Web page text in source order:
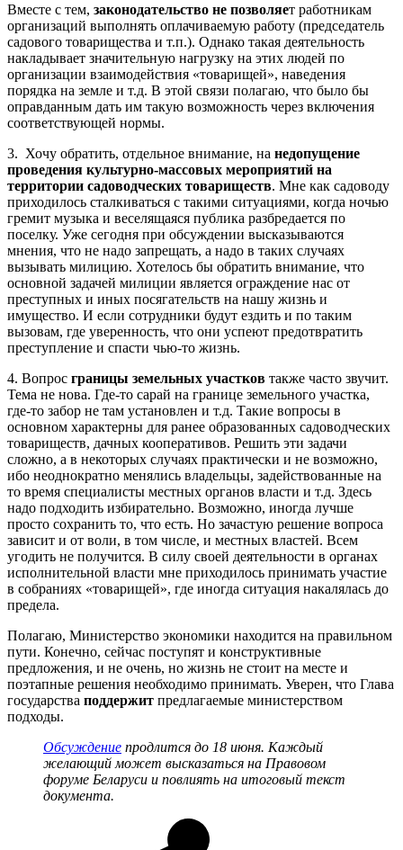
Вместе с тем, законодательство не позволяет работникам
организаций выполнять оплачиваемую работу (председатель
садового товарищества и т.п.). Однако такая деятельность
накладывает значительную нагрузку на этих людей по
организации взаимодействия «товарищей», наведения
порядка на земле и т.д. В этой связи полагаю, что было бы
оправданным дать им такую возможность через включения
соответствующей нормы.
3. Хочу обратить, отдельное внимание, на недопущение
проведения культурно-массовых мероприятий на
территории садоводческих товариществ. Мне как садоводу
приходилось сталкиваться с такими ситуациями, когда ночью
гремит музыка и веселящаяся публика разбредается по
поселку. Уже сегодня при обсуждении высказываются
мнения, что не надо запрещать, а надо в таких случаях
вызывать милицию. Хотелось бы обратить внимание, что
основной задачей милиции является ограждение нас от
преступных и иных посягательств на нашу жизнь и
имущество. И если сотрудники будут ездить и по таким
вызовам, где уверенность, что они успеют предотвратить
преступление и спасти чью-то жизнь.
4. Вопрос границы земельных участков также часто звучит.
Тема не нова. Где-то сарай на границе земельного участка,
где-то забор не там установлен и т.д. Такие вопросы в
основном характерны для ранее образованных садоводческих
товариществ, дачных кооперативов. Решить эти задачи
сложно, а в некоторых случаях практически и не возможно,
ибо неоднократно менялись владельцы, задействованные на
то время специалисты местных органов власти и т.д. Здесь
надо подходить избирательно. Возможно, иногда лучше
просто сохранить то, что есть. Но зачастую решение вопроса
зависит и от воли, в том числе, и местных властей. Всем
угодить не получится. В силу своей деятельности в органах
исполнительной власти мне приходилось принимать участие
в собраниях «товарищей», где иногда ситуация накалялась до
предела.
Полагаю, Министерство экономики находится на правильном
пути. Конечно, сейчас поступят и конструктивные
предложения, и не очень, но жизнь не стоит на месте и
поэтапные решения необходимо принимать. Уверен, что Глава
государства поддержит предлагаемые министерством
подходы.
Обсуждение продлится до 18 июня. Каждый
желающий может высказаться на Правовом
форуме Беларуси и повлиять на итоговый текст
документа.